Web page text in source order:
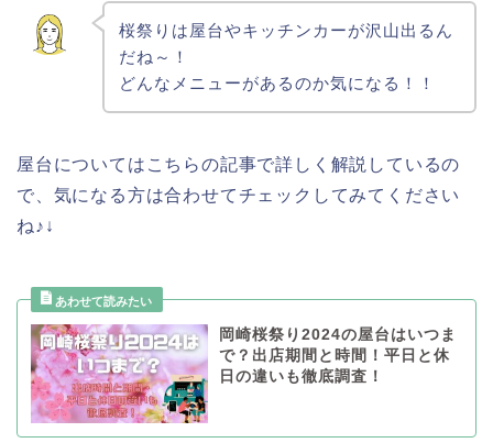
桜祭りは屋台やキッチンカーが沢山出るん
だね～！
どんなメニューがあるのか気になる！！
屋台についてはこちらの記事で詳しく解説しているの
で、気になる方は合わせてチェックしてみてください
ね♪↓
岡崎桜祭り2024の屋台はいつま
で？出店期間と時間！平日と休
日の違いも徹底調査！